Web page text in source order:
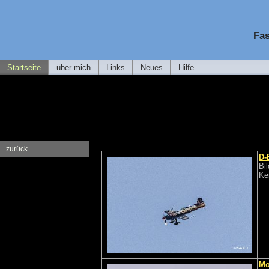
Startseite über mich Links Neues Hilfe
zurück